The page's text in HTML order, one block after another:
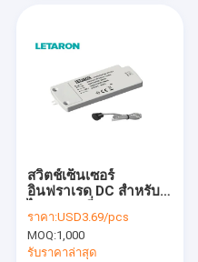
บ้าน
เกี่ยวกับเรา
ทัวร์โรงงาน
สวิตช์เซ็นเซอร์
อินฟราเรด DC สำหรับ
ตั้งแต่ 0% ถึง 100%
ราคา:USD3.69/pcs
MOQ:1,000
รับราคาล่าสุด